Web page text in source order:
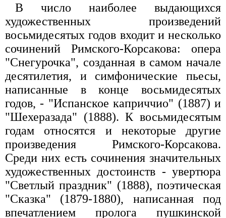
В число наиболее выдающихся
художественных произведений
восьмидесятых годов входит и несколько
сочинений Римского-Корсакова: опера
"Снегурочка", созданная в самом начале
десятилетия, и симфонические пьесы,
написанные в конце восьмидесятых
годов, - "Испанское каприччио" (1887) и
"Шехеразада" (1888). К восьмидесятым
годам относятся и некоторые другие
произведения Римского-Корсакова.
Среди них есть сочинения значительных
художественных достоинств - увертюра
"Светлый праздник" (1888), поэтическая
"Сказка" (1879-1880), написанная под
впечатлением пролога пушкинской